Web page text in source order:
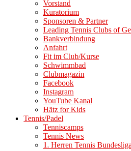
Vorstand
Kuratorium
Sponsoren & Partner
Leading Tennis Clubs of
Bankverbindung
Anfahrt
Fit im Club/Kurse
Schwimmbad
Clubmagazin
Facebook
Instagram
YouTube Kanal
Hätz for Kids
Tennis/Padel
Tenniscamps
Tennis News
1. Herren Tennis